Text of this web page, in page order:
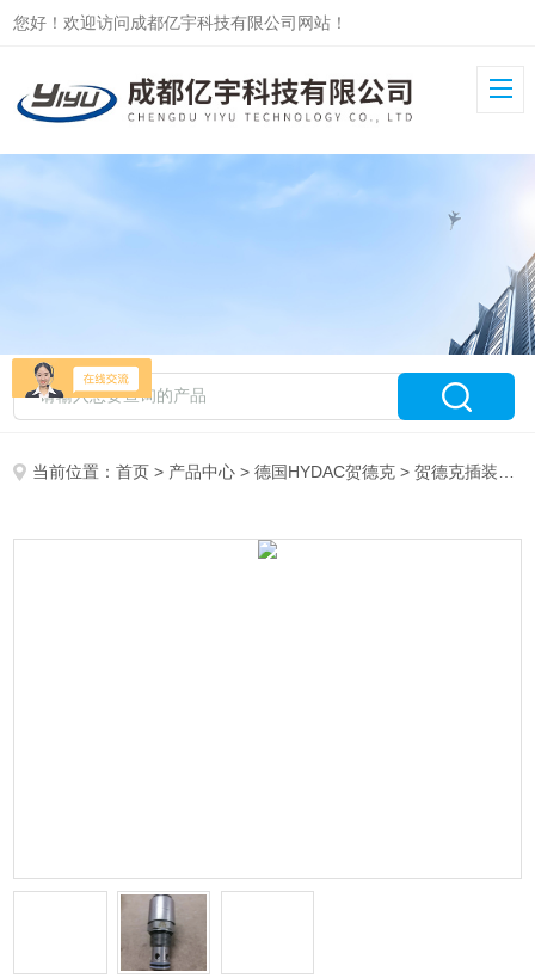
您好！欢迎访问成都亿宇科技有限公司网站！
当前位置：首页 > 产品中心 >德国HYDAC贺德克 >贺德克插装阀